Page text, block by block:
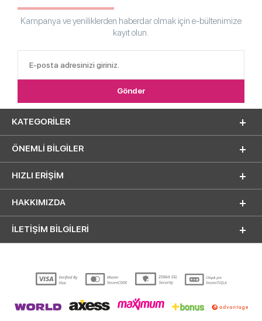
Kampanya ve yeniliklerden haberdar olmak için e-bültenimize
kayıt olun.
KATEGORILER
ÖNEMLI BILGILER
HIZLI ERIŞIM
HAKKIMIZDA
İLETİŞİM BİLGİLERİ